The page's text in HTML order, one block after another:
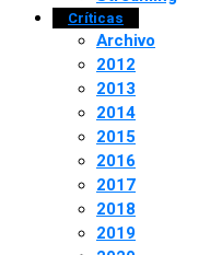
Críticas
Archivo
2012
2013
2014
2015
2016
2017
2018
2019